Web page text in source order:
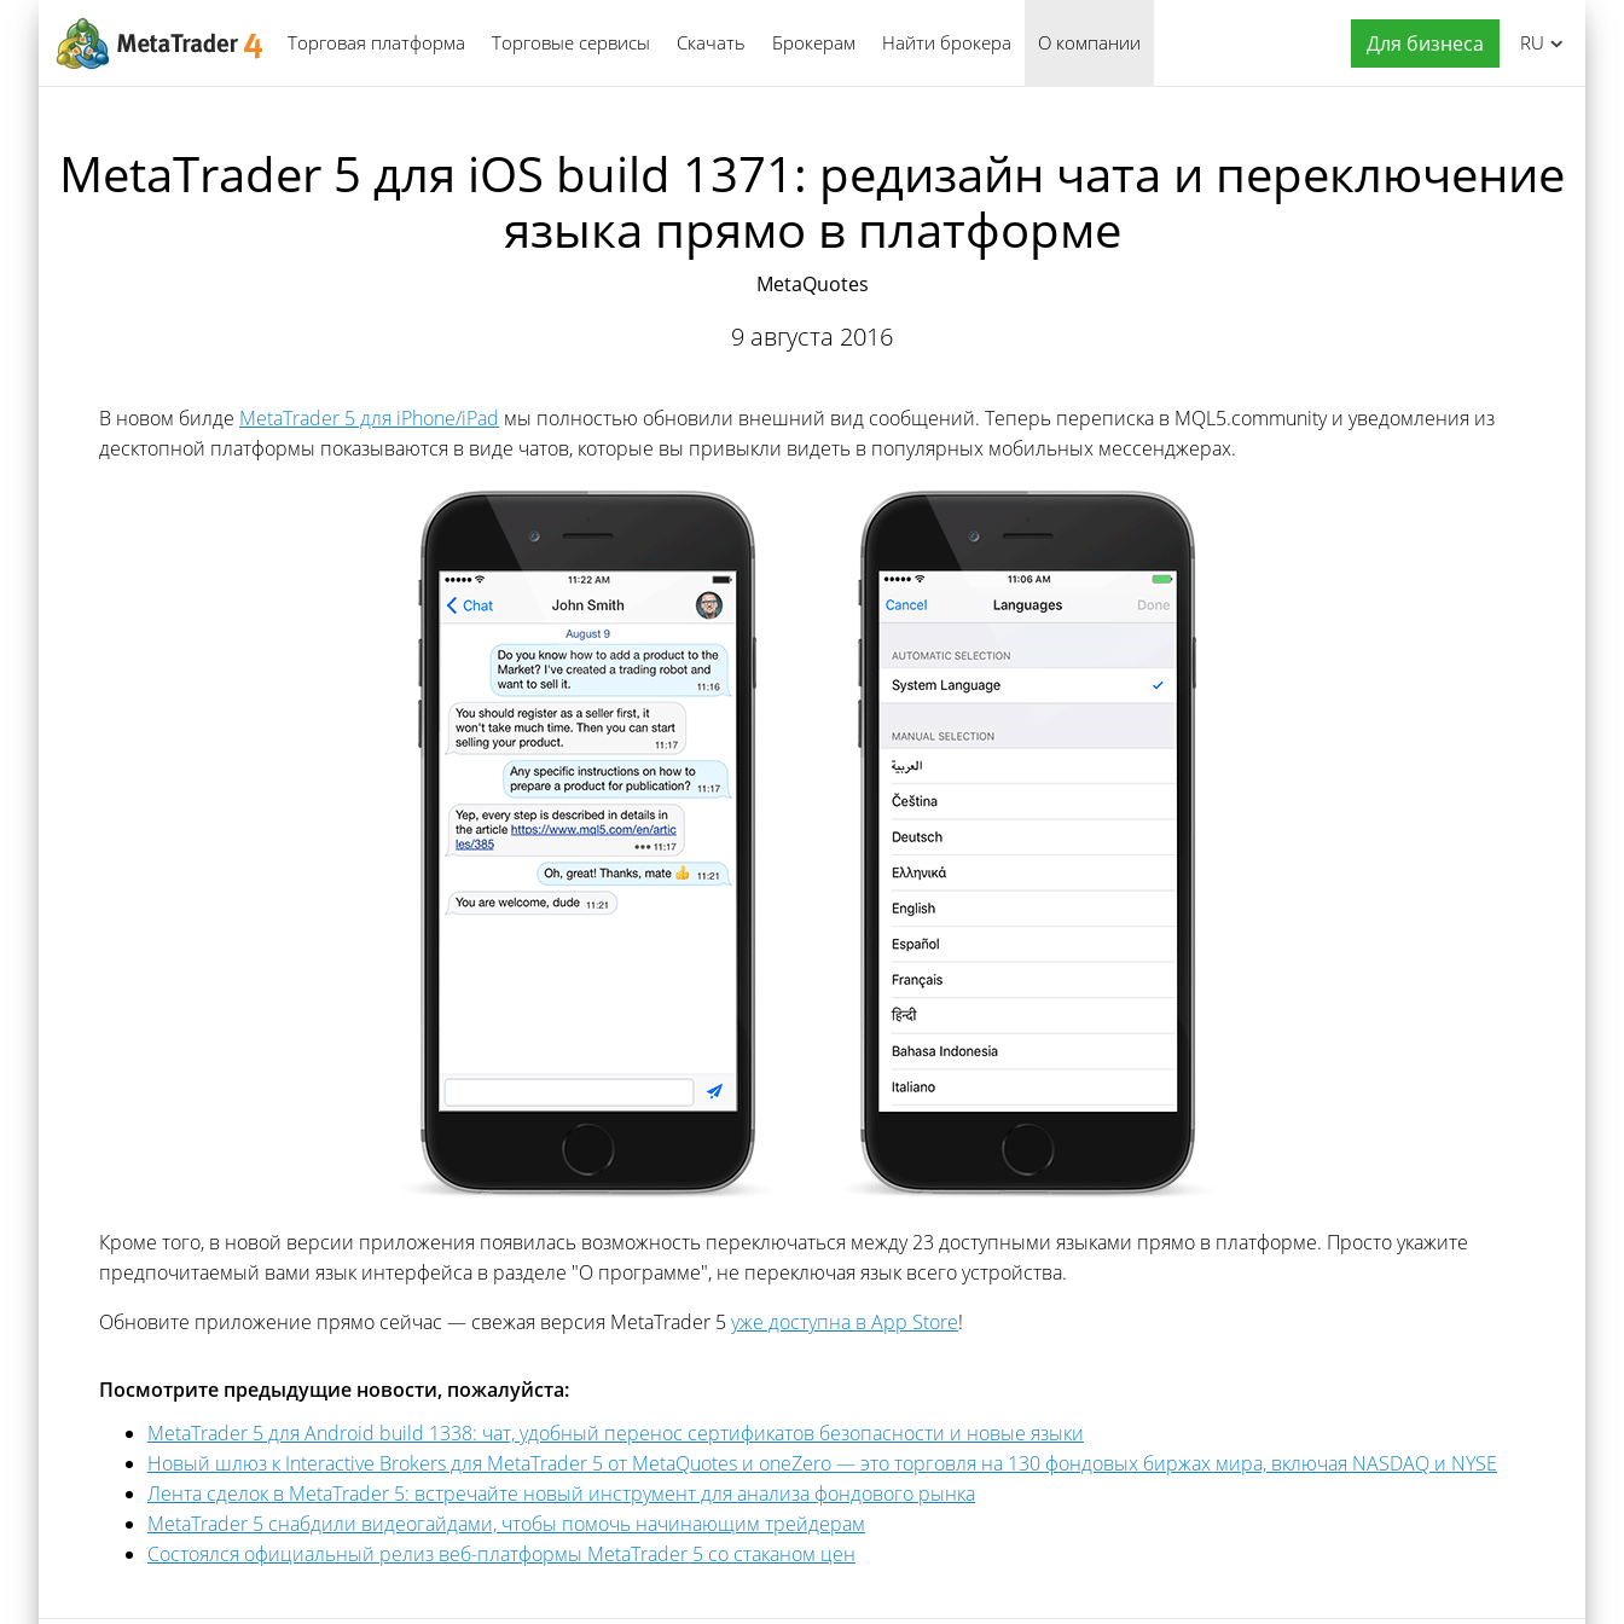
Торговая платформа Торговые сервисы Скачать Брокерам Найти брокера О компании Для бизнеса
Русский RU
MetaTrader 5 для iOS build 1371: редизайн чата и переключение
языка прямо в платформе
MetaQuotes
9 августа 2016
В новом билде MetaTrader 5 для iPhone/iPad мы полностью обновили внешний вид сообщений. Теперь переписка в MQL5.community и уведомления из
десктопной платформы показываются в виде чатов, которые вы привыкли видеть в популярных мобильных мессенджерах.
Кроме того, в новой версии приложения появилась возможность переключаться между 23 доступными языками прямо в платформе. Просто укажите
предпочитаемый вами язык интерфейса в разделе "О программе", не переключая язык всего устройства.
Обновите приложение прямо сейчас — cвежая версия MetaTrader 5уже доступна в App Store!
Посмотрите предыдущие новости, пожалуйста:
MetaTrader 5 для Android build 1338: чат, удобный перенос сертификатов безопасности и новые языки
Новый шлюз к Interactive Brokers для MetaTrader 5 от MetaQuotes и oneZero — это торговля на 130 фондовых биржах мира, включая NASDAQ и NYSE
Лента сделок в MetaTrader 5: встречайте новый инструмент для анализа фондового рынка
MetaTrader 5 снабдили видеогайдами, чтобы помочь начинающим трейдерам
Состоялся официальный релиз веб-платформы MetaTrader 5 со стаканом цен